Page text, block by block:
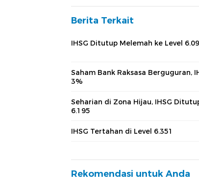
Berita Terkait
IHSG Ditutup Melemah ke Level
Saham Bank Raksasa Berguguran,
3%
Seharian di Zona Hijau, IHSG
6.195
IHSG Tertahan di Level 6.351
Rekomendasi untuk Anda